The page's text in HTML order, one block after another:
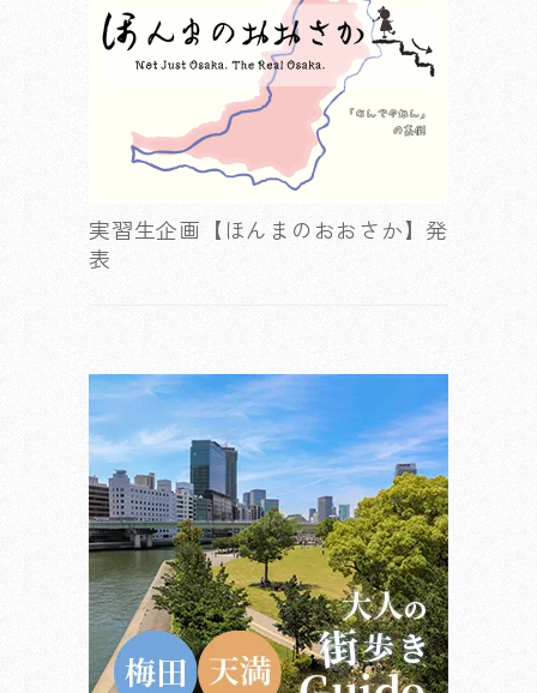
実習生企画【ほんまのおおさか】発
表